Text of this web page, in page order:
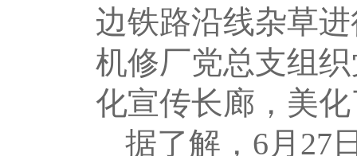
边铁路沿线杂草
机修厂党总支组
化宣传长廊，美
据了解，6月27